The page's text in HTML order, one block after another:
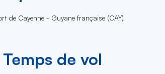
de Cayenne - Guyane française (CAY)
Temps de vol